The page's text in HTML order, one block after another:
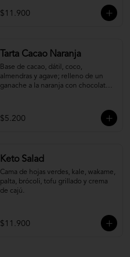
$11.900
Tarta Cacao Naranja
Base de cacao, dátil, coco,
almendras y agave; relleno de un
ganache a la naranja con chocolate
$5.200
Keto Salad
Cama de hojas verdes, kale, wakame,
palta, brócoli, tofu grillado y crema
de cajú.
$11.900